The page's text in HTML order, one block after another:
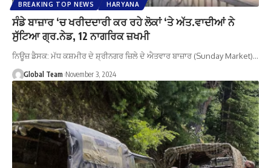
BREAKING TOP NEWS HARYANA
ਸੰਡੇ ਬਾਜ਼ਾਰ ‘ਚ ਖਰੀਦਦਾਰੀ ਕਰ ਰਹੇ ਲੋਕਾਂ ‘ਤੇ ਅੱਤ.ਵਾਦੀਆਂ ਨੇ
ਸੁੱਟਿਆ ਗ੍ਰ.ਨੇਡ, 12 ਨਾਗਰਿਕ ਜ਼ਖਮੀ
ਨਿਊਜ਼ ਡੈਸਕ: ਮੱਧ ਕਸ਼ਮੀਰ ਦੇ ਸ਼੍ਰੀਨਗਰ ਜ਼ਿਲੇ ਦੇ ਐਤਵਾਰ ਬਾਜ਼ਾਰ (Sunday Market)…
Global Team November 3, 2024